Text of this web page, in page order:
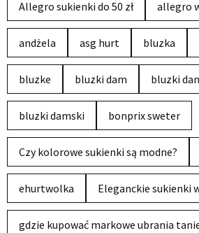
Allegro sukienki do 50 zł allegro
andżela asg hurt bluzka
bluzke bluzki dam bluzki
bluzki damski bonprix sweter
Czy kolorowe sukienki są modne?
ehurtwolka Eleganckie sukienki
gdzie kupować markowe ubrania